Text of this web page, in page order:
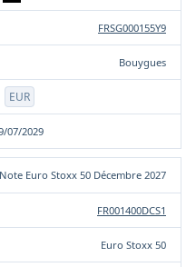
FRSG000155Y9
Bouygues
EUR
07/2029
Euro Stoxx 50 Décembre 2027
FR001400DCS1
Euro Stoxx 50